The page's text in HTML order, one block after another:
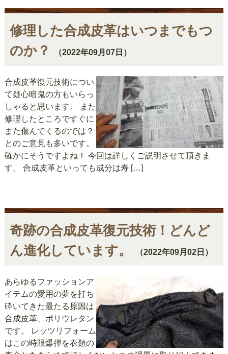
修理した合成皮革はいつまでもつ
のか？
（2022年09月07日）
合成皮革復元技術につい
て疑心暗鬼の方もいらっ
しゃると思います。 また
修理したところですぐに
また傷んでくるのでは？
とのご意見も多いです。
確かにそうですよね！ 今回は詳しくご説明させて頂きま
す。 合成皮革といっても成分は寿 […]
奇跡の合成皮革復元技術！どんど
ん進化しています。
（2022年09月02日）
あらゆるファッションア
イテムの愛用の夢を打ち
砕いてきた最たる原因は
合成皮革、ポリウレタン
です。 レッツリフォーム
はこの時限爆弾を衣類の